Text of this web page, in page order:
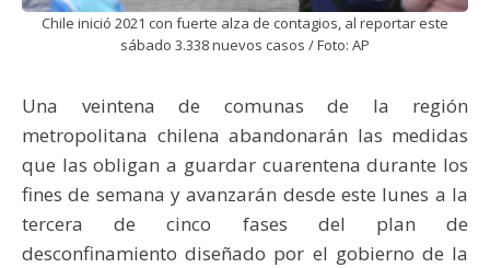
Chile inició 2021 con fuerte alza de contagios, al reportar este
sábado 3.338 nuevos casos / Foto: AP
Una veintena de comunas de la región
metropolitana chilena abandonarán las medidas
que las obligan a guardar cuarentena durante los
fines de semana y avanzarán desde este lunes a la
tercera de cinco fases del plan de
desconfinamiento diseñado por el gobierno de la